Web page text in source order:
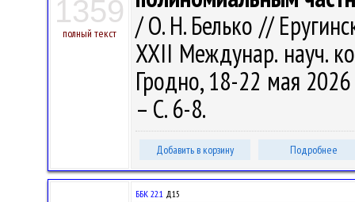
1359
полный текст
/ О. Н. Белько //
XXII Междунар. науч.
Гродно, 18-22 мая
– С. 6-8.
Добавить в корзину Подробнее
ББК 22.1 Д15